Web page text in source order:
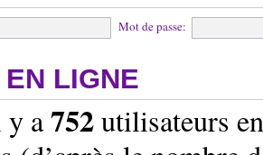
Mot de passe:
LIGNE
a752utilisateurs